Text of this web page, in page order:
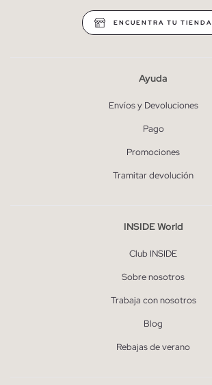
ENCUENTRA TU TIENDA
Ayuda
Envíos y Devoluciones
Pago
Promociones
Tramitar devolución
INSIDE World
Club INSIDE
Sobre nosotros
Trabaja con nosotros
Blog
Rebajas de verano